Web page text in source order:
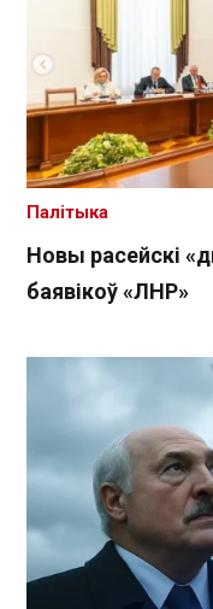
Новы расейскі
баявікоў «ЛНР»
Палітыка